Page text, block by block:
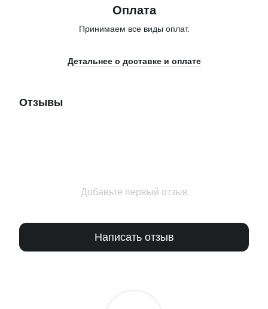
Оплата
Принимаем все виды оплат.
Детальнее о доставке и оплате
Отзывы
Добавьте первый отзыв
Написать отзыв